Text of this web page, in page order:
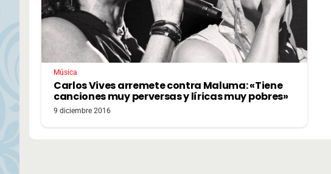
Música
Carlos Vives arremete contra Maluma: «Tiene
canciones muy perversas y líricas muy pobres»
9 diciembre 2016